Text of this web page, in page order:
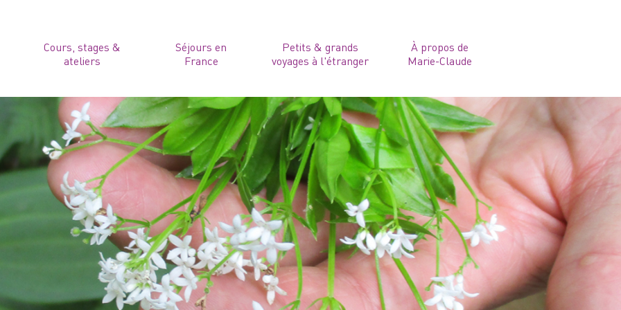
Cours, stages &
ateliers
Séjours en
France
Petits & grands
voyages à l'étranger
À propos de
Marie-Claude